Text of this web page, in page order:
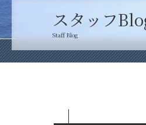
スタッフ
Staff Blog